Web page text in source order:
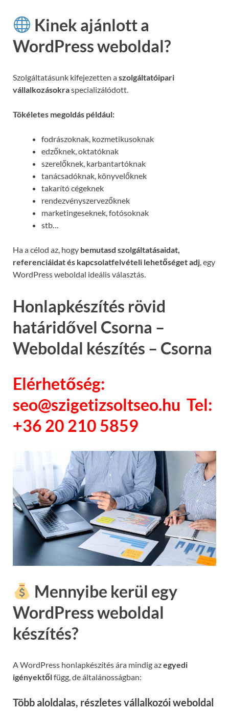
Kinek ajánlott a
WordPress weboldal?
Szolgáltatásunk kifejezetten aszolgáltatóipari
vállalkozásokraspecializálódott.
Tökéletes megoldás például:
fodrászoknak, kozmetikusoknak
edzőknek, oktatóknak
szerelőknek, karbantartóknak
tanácsadóknak, könyvelőknek
takarító cégeknek
rendezvényszervezőknek
marketingeseknek, fotósoknak
stb…
Ha a célod az, hogy bemutasd szolgáltatásaidat,
referenciáidat és kapcsolatfelvételi lehetőséget adj , egy
WordPress weboldal ideális választás.
Honlapkészítés rövid
határidővel Csorna –
Weboldal készítés – Csorna
Elérhetőség:
seo@szigetizsoltseo.hu Tel:
+36 20 210 5859
Mennyibe kerül egy
WordPress weboldal
készítés?
A WordPress honlapkészítés ára mindig azegyedi
igényektőlfügg, de általánosságban:
Több aloldalas, részletes vállalkozói weboldal